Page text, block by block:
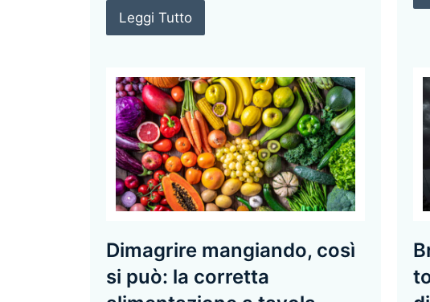
Leggi Tutto
Dimagrire mangiando, così
si può: la corretta